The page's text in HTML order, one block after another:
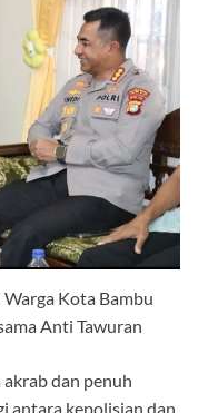
Kota Bambu
Anti Tawuran
dan penuh
antara kepolisian dan